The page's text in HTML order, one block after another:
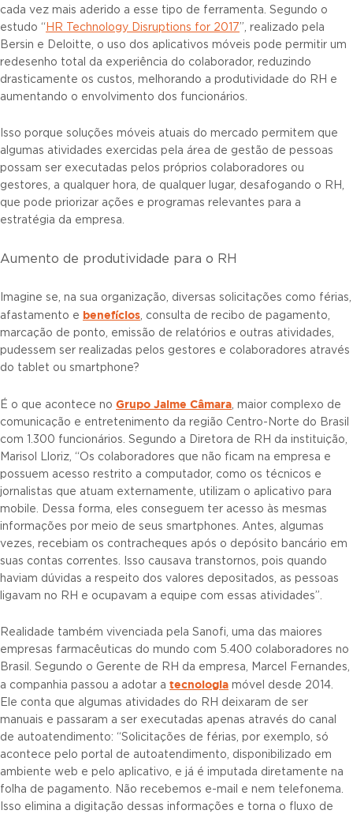
cada vez mais aderido a esse tipo de ferramenta. Segundo o
estudo “ HR Technology Disruptions for 2017”, realizado pela
Bersin e Deloitte, o uso dos aplicativos móveis pode permitir um
redesenho total da experiência do colaborador, reduzindo
drasticamente os custos, melhorando a produtividade do RH e
aumentando o envolvimento dos funcionários.
Isso porque soluções móveis atuais do mercado permitem que
algumas atividades exercidas pela área de gestão de pessoas
possam ser executadas pelos próprios colaboradores ou
gestores, a qualquer hora, de qualquer lugar, desafogando o RH,
que pode priorizar ações e programas relevantes para a
estratégia da empresa.
Aumento de produtividade para o RH
Imagine se, na sua organização, diversas solicitações como férias,
afastamento e benefícios , consulta de recibo de pagamento,
marcação de ponto, emissão de relatórios e outras atividades,
pudessem ser realizadas pelos gestores e colaboradores através
do tablet ou smartphone?
É o que acontece no Grupo Jaime Câmara , maior complexo de
comunicação e entretenimento da região Centro-Norte do Brasil
com 1.300 funcionários. Segundo a Diretora de RH da instituição,
Marisol Lloriz, “Os colaboradores que não ficam na empresa e
possuem acesso restrito a computador, como os técnicos e
jornalistas que atuam externamente, utilizam o aplicativo para
mobile. Dessa forma, eles conseguem ter acesso às mesmas
informações por meio de seus smartphones. Antes, algumas
vezes, recebiam os contracheques após o depósito bancário em
suas contas correntes. Isso causava transtornos, pois quando
haviam dúvidas a respeito dos valores depositados, as pessoas
ligavam no RH e ocupavam a equipe com essas atividades”.
Realidade também vivenciada pela Sanofi, uma das maiores
empresas farmacêuticas do mundo com 5.400 colaboradores no
Brasil. Segundo o Gerente de RH da empresa, Marcel Fernandes,
a companhia passou a adotar a tecnologia móvel desde 2014.
Ele conta que algumas atividades do RH deixaram de ser
manuais e passaram a ser executadas apenas através do canal
de autoatendimento: “Solicitações de férias, por exemplo, só
acontece pelo portal de autoatendimento, disponibilizado em
ambiente web e pelo aplicativo, e já é imputada diretamente na
folha de pagamento. Não recebemos e-mail e nem telefonema.
Isso elimina a digitação dessas informações e torna o fluxo de